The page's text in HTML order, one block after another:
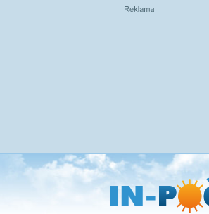
Přejít
na
hlavní
obsah